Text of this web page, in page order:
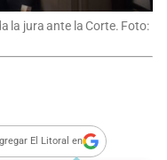
la jura ante la Corte. Foto:
El Litoral en